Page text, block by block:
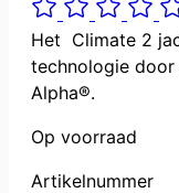
Het Climate 2
technologie
Alpha®.
Op voorraad
Artikelnummer